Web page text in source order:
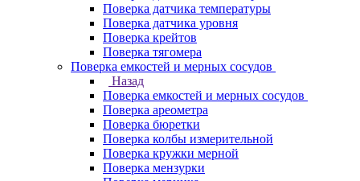
Поверка датчика температуры
Поверка датчика уровня
Поверка крейтов
Поверка тягомера
Поверка емкостей и мерных сосудов
Назад
Поверка емкостей и мерных сосудов
Поверка ареометра
Поверка бюретки
Поверка колбы измерительной
Поверка кружки мерной
Поверка мензурки